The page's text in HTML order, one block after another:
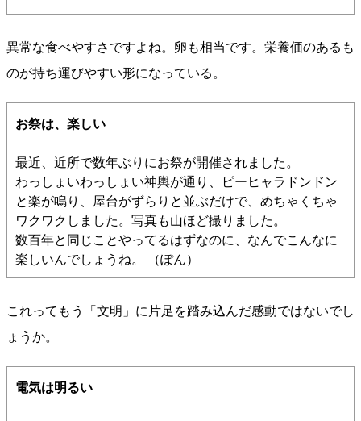
異常な食べやすさですよね。卵も相当です。栄養価のあるも
のが持ち運びやすい形になっている。
お祭は、楽しい
最近、近所で数年ぶりにお祭が開催されました。
わっしょいわっしょい神輿が通り、ピーヒャラドンドン
と楽が鳴り、屋台がずらりと並ぶだけで、めちゃくちゃ
ワクワクしました。写真も山ほど撮りました。
数百年と同じことやってるはずなのに、なんでこんなに
楽しいんでしょうね。 （ぽん）
これってもう「文明」に片足を踏み込んだ感動ではないでし
ょうか。
電気は明るい